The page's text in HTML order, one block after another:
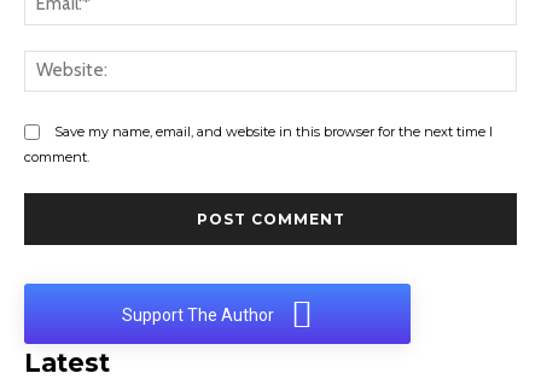
Save my name, email, and website in this browser for the next time I
comment.
Support The Author
Latest